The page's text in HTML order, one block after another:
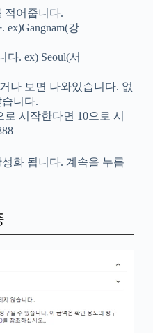
적어줍니다.
ex)Gangnam(강
. ex) Seoul(서
나 보면 나와있습니다. 없
니다.
시작한다면 10으로 시
화 됩니다. 계속을 누릅